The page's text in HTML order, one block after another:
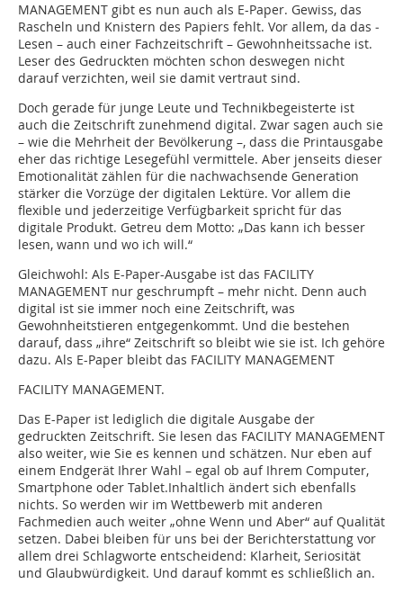
MANAGEMENT gibt es nun auch als E-Paper. Gewiss, das
Rascheln und Knistern des Papiers fehlt. Vor allem, da das ­
Lesen – auch einer Fachzeitschrift – ­Gewohnheitssache ist.
Leser des ­Gedruckten möchten schon deswegen nicht
darauf verzichten, weil sie damit vertraut sind.
Doch gerade für junge Leute und Technikbegeisterte ist
auch die Zeitschrift ­zunehmend digital. Zwar sagen auch sie
– wie die Mehrheit der Bevölkerung –, dass die Printausgabe
eher das richtige Lesegefühl vermittele. Aber jenseits dieser
Emotionalität zählen für die nachwachsende Generation
stärker die Vorzüge der digitalen Lektüre. Vor allem die
flexible und jederzeitige Verfügbarkeit spricht für das
digitale Produkt. Getreu dem Motto: „Das kann ich besser
lesen, wann und wo ich will.“
Gleichwohl: Als E-Paper-Ausgabe ist das FACILITY
MANAGEMENT nur geschrumpft – mehr nicht. Denn auch
digital ist sie immer noch eine Zeitschrift, was
Gewohnheitstieren entgegenkommt. Und die bestehen
darauf, dass „ihre“ Zeitschrift so bleibt wie sie ist. Ich gehöre
dazu. Als E-Paper bleibt das FACILITY MANAGEMENT
FACILITY MANAGEMENT.
Das E-Paper ist lediglich die digitale Ausgabe der
gedruckten Zeitschrift. Sie lesen das FACILITY MANAGEMENT
also weiter, wie Sie es kennen und schätzen. Nur eben auf
einem Endgerät Ihrer Wahl – egal ob auf Ihrem Computer,
Smartphone oder Tablet.Inhaltlich ändert sich ebenfalls
nichts. So werden wir im Wettbewerb mit anderen
Fachmedien auch weiter „ohne Wenn und Aber“ auf Qualität
setzen. Dabei bleiben für uns bei der Berichterstattung vor
allem drei Schlagworte entscheidend: Klarheit, ­Seriosität
und Glaubwürdigkeit. Und darauf kommt es schließlich an.